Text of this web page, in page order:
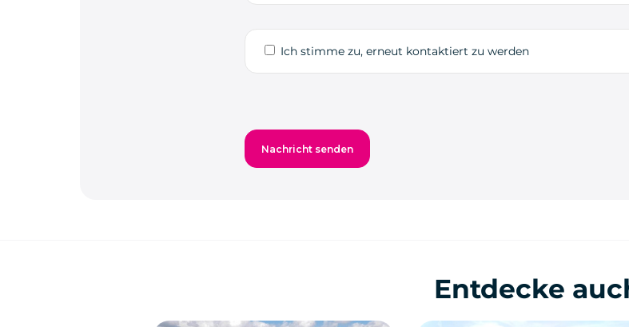
Ich stimme zu, erneut kontaktiert zu werden
Entdecke